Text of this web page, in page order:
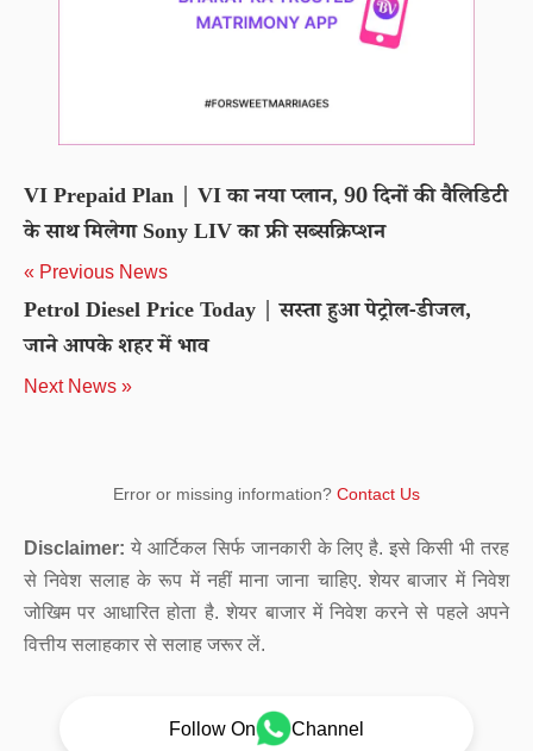
VI Prepaid Plan | VI का नया प्लान, 90 दिनों की वैलिडिटी
के साथ मिलेगा Sony LIV का फ्री सब्सक्रिप्शन
« Previous News
Petrol Diesel Price Today | सस्ता हुआ पेट्रोल-डीजल,
जाने आपके शहर में भाव
Next News »
Error or missing information? Contact Us
Disclaimer: ये आर्टिकल सिर्फ जानकारी के लिए है. इसे किसी भी तरह
से निवेश सलाह के रूप में नहीं माना जाना चाहिए. शेयर बाजार में निवेश
जोखिम पर आधारित होता है. शेयर बाजार में निवेश करने से पहले अपने
वित्तीय सलाहकार से सलाह जरूर लें.
Follow On Channel